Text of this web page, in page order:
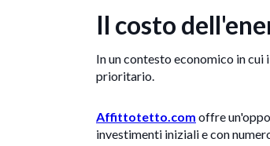
Il costo
In un contesto economico in
prioritario.
Affittotetto.com offre
investimenti iniziali e con